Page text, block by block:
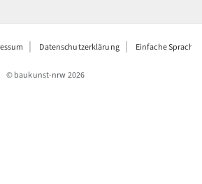
Datenschutzerklärung Einfache Sprache
© baukunst-nrw2026